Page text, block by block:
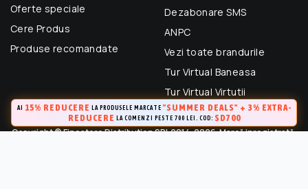
Oferte speciale
Cere Produs
Produse recomandate
Dezabonare SMS
ANPC
Vezi toate brandurile
Tur Virtual Baneasa
Tur Virtual Virtutii
Copyright © Finestore Distribution SRL 2014-2026. Marcă inregistrată.
AI 15% REDUCERE LA PRODUSELE MARCATE "SUMMER DEALS" + 3% EXTRA-
REDUCERE LA COMENZI PESTE 700 LEI. COD: SD700